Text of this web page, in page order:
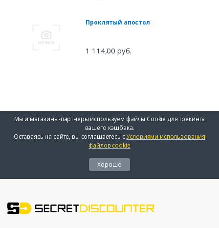
Проклятый апостол
1 114,00 руб.
Мы и магазины-партнеры используем файлы Cookie для трекинга
вашего кэшбэка.
Оставаясь на сайте, вы соглашаетесь сУсловиями использования
файлов cookie
Хорошо